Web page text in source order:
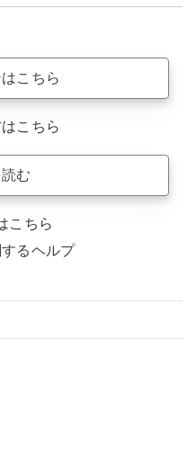
こちら
こちら
む
こちら
るヘルプ